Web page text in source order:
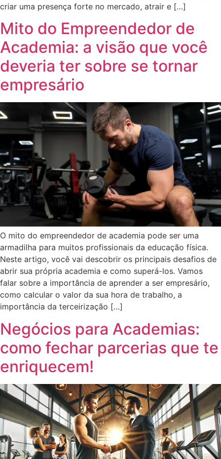
criar uma presença forte no mercado, atrair e […]
Mito do Empreendedor de
Academia: a visão que você
deveria ter sobre se tornar
empresário
O mito do empreendedor de academia pode ser uma
armadilha para muitos profissionais da educação física.
Neste artigo, você vai descobrir os principais desafios de
abrir sua própria academia e como superá-los. Vamos
falar sobre a importância de aprender a ser empresário,
como calcular o valor da sua hora de trabalho, a
importância da terceirização […]
Negócios para Academias:
como fechar parcerias que te
enriquecem!